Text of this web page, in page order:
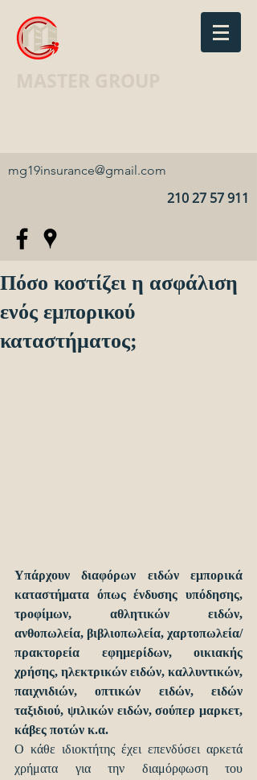
mg19insurance@gmail.com
210 27 57 911
Πόσο κοστίζει η ασφάλιση
ενός εμπορικού
καταστήματος;
Υπάρχουν διαφόρων ειδών εμπορικά
καταστήματα όπως ένδυσης υπόδησης,
τροφίμων, αθλητικών ειδών,
ανθοπωλεία, βιβλιοπωλεία, χαρτοπωλεία/
πρακτορεία εφημερίδων, οικιακής
χρήσης, ηλεκτρικών ειδών, καλλυντικών,
παιχνιδιών, οπτικών ειδών, ειδών
ταξιδιού, ψιλικών ειδών, σούπερ μαρκετ,
κάβες ποτών κ.α.
Ο κάθε ιδιοκτήτης έχει επενδύσει αρκετά
χρήματα για την διαμόρφωση του